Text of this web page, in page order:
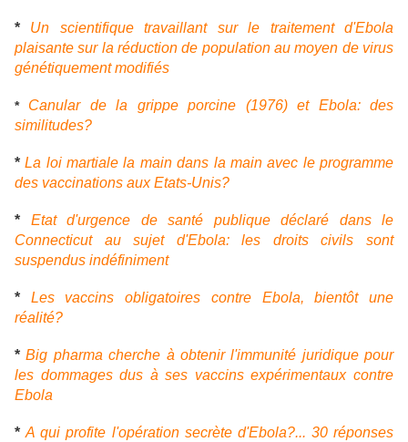
*
Un scientifique travaillant sur le traitement d'Ebola
plaisante sur la réduction de population au moyen de virus
génétiquement modifiés
* Canular de la grippe porcine (1976) et Ebola: des
similitudes?
*La loi martiale la main dans la main avec le programme
des vaccinations aux Etats-Unis?
* Etat d'urgence de santé publique déclaré dans le
Connecticut au sujet d'Ebola: les droits civils sont
suspendus indéfiniment
* Les vaccins obligatoires contre Ebola, bientôt une
réalité?
*Big pharma cherche à obtenir l'immunité juridique pour
les dommages dus à ses vaccins expérimentaux contre
Ebola
*A qui profite l'opération secrète d'Ebola?... 30 réponses